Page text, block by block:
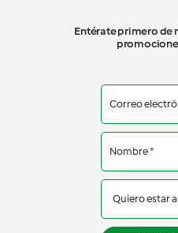
Entérate primero de